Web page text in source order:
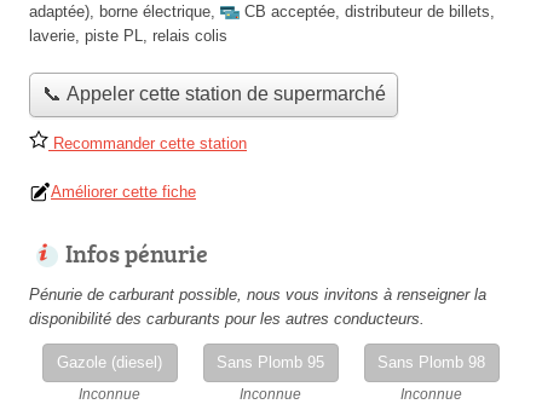
adaptée), borne électrique, CB acceptée, distributeur de billets,
laverie, piste PL, relais colis
📞 Appeler cette station de supermarché
Recommander cette station
Améliorer cette fiche
Infos pénurie
Pénurie de carburant possible, nous vous invitons à renseigner la
disponibilité des carburants pour les autres conducteurs.
Gazole (diesel)
Inconnue
Sans Plomb 95
Inconnue
Sans Plomb 98
Inconnue